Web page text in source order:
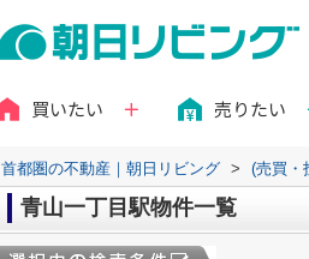
買いたい 売りたい
首都圏の不動産｜朝日リビング > (売買・
青山一丁目駅物件一覧